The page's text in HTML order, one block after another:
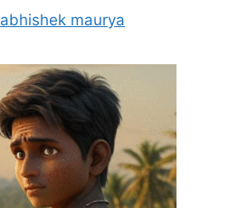
abhishek maurya